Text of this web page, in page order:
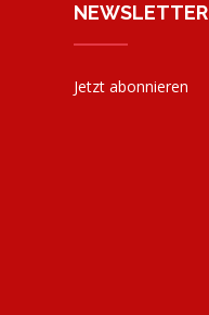
NEWSLETTER
Jetzt abonnieren